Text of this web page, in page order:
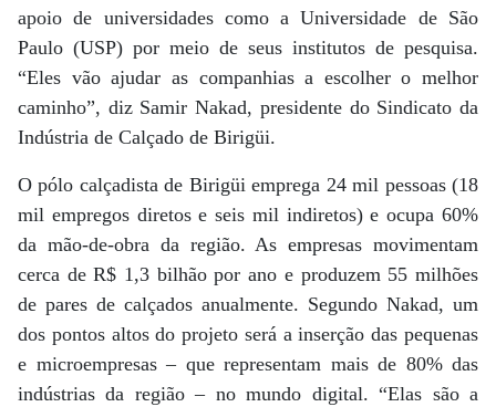
apoio de universidades como a Universidade de São
Paulo (USP) por meio de seus institutos de pesquisa.
“Eles vão ajudar as companhias a escolher o melhor
caminho”, diz Samir Nakad, presidente do Sindicato da
Indústria de Calçado de Birigüi.
O pólo calçadista de Birigüi emprega 24 mil pessoas (18
mil empregos diretos e seis mil indiretos) e ocupa 60%
da mão-de-obra da região. As empresas movimentam
cerca de R$ 1,3 bilhão por ano e produzem 55 milhões
de pares de calçados anualmente. Segundo Nakad, um
dos pontos altos do projeto será a inserção das pequenas
e microempresas – que representam mais de 80% das
indústrias da região – no mundo digital. “Elas são a